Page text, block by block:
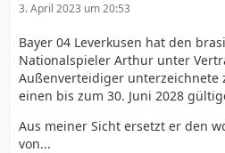
3. April 2023 um 20:53
Bayer 04 Leverkusen hat den
Nationalspieler Arthur unter
Außenverteidiger unterzeichnete
einen bis zum 30. Juni 2028
Aus meiner Sicht ersetzt er den
von...